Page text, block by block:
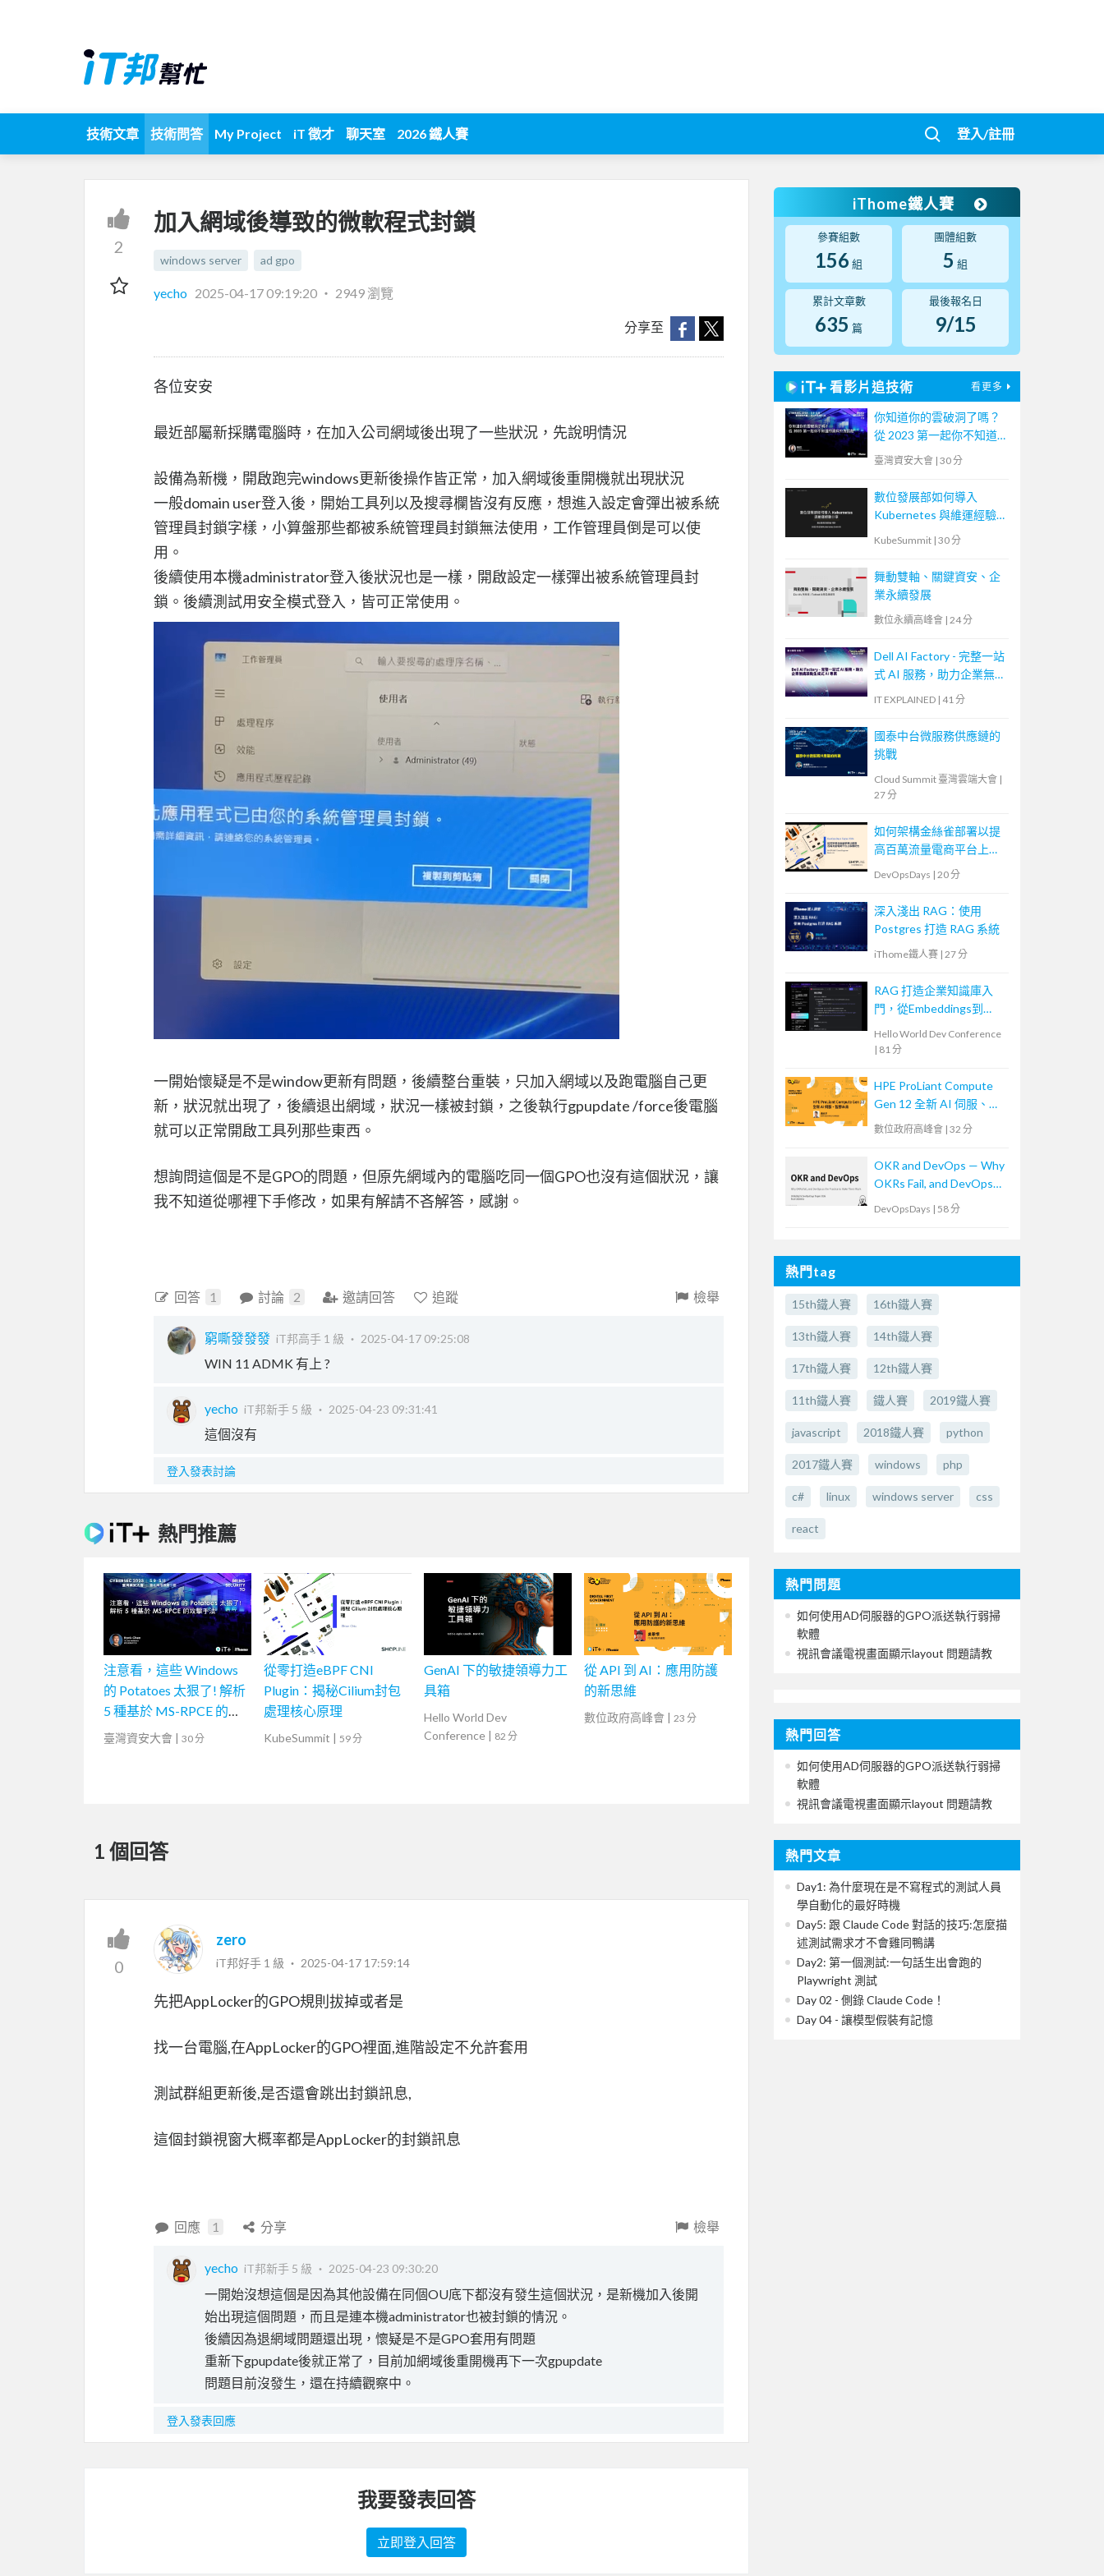
技術文章 技術問答 My Project iT 徵才 聊天室 2026 鐵人賽 登入/註冊
2
加入網域後導致的微軟程式封鎖
windows server ad gpo
yecho 2025-04-17 09:19:20 ‧ 2949 瀏覽
分享至
各位安安
最近部屬新採購電腦時，在加入公司網域後出現了一些狀況，先說明情況
設備為新機，開啟跑完windows更新後操作皆正常，加入網域後重開機就出現狀況
一般domain user登入後，開始工具列以及搜尋欄皆沒有反應，想進入設定會彈出被系統
管理員封鎖字樣，小算盤那些都被系統管理員封鎖無法使用，工作管理員倒是可以使
用。
後續使用本機administrator登入後狀況也是一樣，開啟設定一樣彈出被系統管理員封
鎖。後續測試用安全模式登入，皆可正常使用。
一開始懷疑是不是window更新有問題，後續整台重裝，只加入網域以及跑電腦自己更
新，狀況就出現了，後續退出網域，狀況一樣被封鎖，之後執行gpupdate /force後電腦
就可以正常開啟工具列那些東西。
想詢問這個是不是GPO的問題，但原先網域內的電腦吃同一個GPO也沒有這個狀況，讓
我不知道從哪裡下手修改，如果有解請不吝解答，感謝。
回答 1 討論 2 邀請回答 追蹤 檢舉
窮嘶發發發 iT邦高手 1 級 ‧ 2025-04-17 09:25:08
WIN 11 ADMK 有上 ?
yecho iT邦新手 5 級 ‧ 2025-04-23 09:31:41
這個沒有
登入發表討論
熱門推薦
注意看，這些 Windows
的 Potatoes 太狠了! 解析
5 種基於 MS-RPCE 的攻
擊手法
臺灣資安大會 | 30 分
從零打造eBPF CNI
Plugin：揭秘Cilium封包
處理核心原理
KubeSummit | 59 分
GenAI 下的敏捷領導力工
具箱
Hello World Dev
Conference | 82 分
從 API 到 AI：應用防護
的新思維
數位政府高峰會 | 23 分
1 個回答
0
zero
iT邦好手 1 級 ‧ 2025-04-17 17:59:14
先把AppLocker的GPO規則拔掉或者是
找一台電腦,在AppLocker的GPO裡面,進階設定不允許套用
測試群組更新後,是否還會跳出封鎖訊息,
這個封鎖視窗大概率都是AppLocker的封鎖訊息
回應 1 分享 檢舉
yecho iT邦新手 5 級 ‧ 2025-04-23 09:30:20
一開始沒想這個是因為其他設備在同個OU底下都沒有發生這個狀況，是新機加入後開
始出現這個問題，而且是連本機administrator也被封鎖的情況。
後續因為退網域問題還出現，懷疑是不是GPO套用有問題
重新下gpupdate後就正常了，目前加網域後重開機再下一次gpupdate
問題目前沒發生，還在持續觀察中。
登入發表回應
我要發表回答
立即登入回答
iThome鐵人賽
參賽組數
156 組
團體組數
5 組
累計文章數
635 篇
最後報名日
9/15
看影片追技術 看更多
你知道你的雲破洞了嗎？
從 2023 第一起你不知道
的資料外洩談起。
臺灣資安大會 | 30 分
數位發展部如何導入
Kubernetes 與維運經驗
KubeSummit | 30 分
舞動雙軸、關鍵資安、企
業永續發展
數位永續高峰會 | 24 分
Dell AI Factory - 完整一站
式 AI 服務，助力企業無
痛啟動生成式 AI 專案
IT EXPLAINED | 41 分
國泰中台微服務供應鏈的
挑戰
Cloud Summit 臺灣雲端大會 |
27 分
如何架構金絲雀部署以提
高百萬流量電商平台上版
DevOpsDays | 20 分
深入淺出 RAG：使用
Postgres 打造 RAG 系統
iThome鐵人賽 | 27 分
RAG 打造企業知識庫入
門，從Embeddings到
Hello World Dev Conference
| 81 分
HPE ProLiant Compute
Gen 12 全新 AI 伺服、智
勝未來
數位政府高峰會 | 32 分
OKR and DevOps — Why
OKRs Fail, and DevOps
as the Practice to Make
DevOps -なぜOKRは失
てのDevOps-
DevOpsDays | 58 分
熱門tag
15th鐵人賽 16th鐵人賽
13th鐵人賽 14th鐵人賽
17th鐵人賽 12th鐵人賽
11th鐵人賽 鐵人賽 2019鐵人賽
javascript 2018鐵人賽 python
2017鐵人賽 windows php
c# linux windows server css
react
熱門問題
如何使用AD伺服器的GPO派送執行弱掃
軟體
視訊會議電視畫面顯示layout 問題請教
熱門回答
如何使用AD伺服器的GPO派送執行弱掃
軟體
視訊會議電視畫面顯示layout 問題請教
熱門文章
Day1: 為什麼現在是不寫程式的測試人員
學自動化的最好時機
Day5: 跟 Claude Code 對話的技巧:怎麼描
述測試需求才不會雞同鴨講
Day2: 第一個測試:一句話生出會跑的
Playwright 測試
Day 02 - 側錄 Claude Code！
Day 04 - 讓模型假裝有記憶